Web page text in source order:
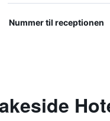
Nummer til receptionen